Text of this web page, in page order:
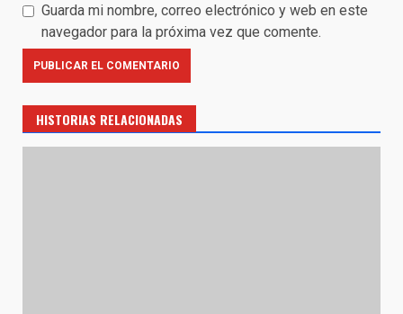
Guarda mi nombre, correo electrónico y web en este
navegador para la próxima vez que comente.
HISTORIAS RELACIONADAS